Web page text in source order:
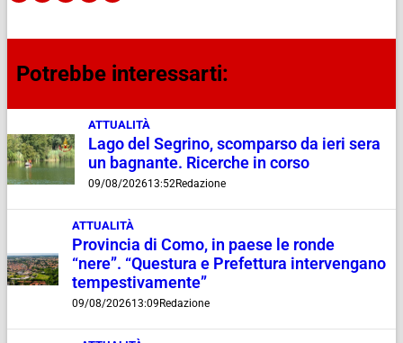
Potrebbe interessarti:
ATTUALITÀ
Lago del Segrino, scomparso da ieri sera
un bagnante. Ricerche in corso
09/08/202613:52Redazione
ATTUALITÀ
Provincia di Como, in paese le ronde
“nere”. “Questura e Prefettura intervengano
tempestivamente”
09/08/202613:09 Redazione